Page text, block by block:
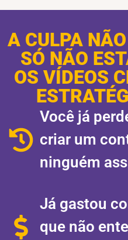
A CULPA
SÓ NÃO
OS VÍDEOS
Você já
criar um
ninguém
Já gastou
que não